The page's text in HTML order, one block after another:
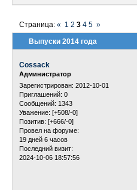
Выпуски 2014 года
Страница:« 1 2 3 4 5 »
Cossack
Администратор
Зарегистрирован: 2012-10-01
Приглашений: 0
Сообщений: 1343
Уважение: [+508/-0]
Позитив: [+666/-0]
Провел на форуме:
19 дней 6 часов
Последний визит:
2024-10-06 18:57:56